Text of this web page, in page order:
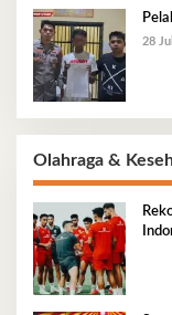
28
Olahraga &